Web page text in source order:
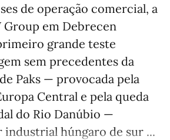
de operação comercial, a
em Debrecen
grande teste
sem precedentes da
Paks — provocada pela
Central e pela queda
do Rio Danúbio —
industrial húngaro de sur ...